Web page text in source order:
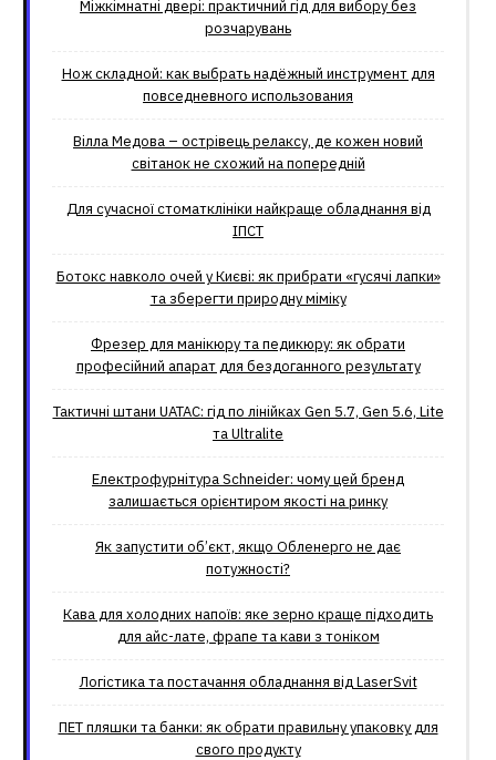
Міжкімнатні двері: практичний гід для вибору без
розчарувань
Нож складной: как выбрать надёжный инструмент для
повседневного использования
Вілла Медова – острівець релаксу, де кожен новий
світанок не схожий на попередній
Для сучасної стоматклініки найкраще обладнання від
ІПСТ
Ботокс навколо очей у Києві: як прибрати «гусячі лапки»
та зберегти природну міміку
Фрезер для манікюру та педикюру: як обрати
професійний апарат для бездоганного результату
Тактичні штани UATAC: гід по лінійках Gen 5.7, Gen 5.6, Lite
та Ultralite
Електрофурнітура Schneider: чому цей бренд
залишається орієнтиром якості на ринку
Як запустити об’єкт, якщо Обленерго не дає
потужності?
Кава для холодних напоїв: яке зерно краще підходить
для айс-лате, фрапе та кави з тоніком
Логістика та постачання обладнання від LaserSvit
ПЕТ пляшки та банки: як обрати правильну упаковку для
свого продукту